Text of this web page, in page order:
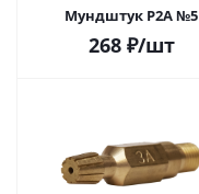
Мундштук Р2А №5
268₽/шт